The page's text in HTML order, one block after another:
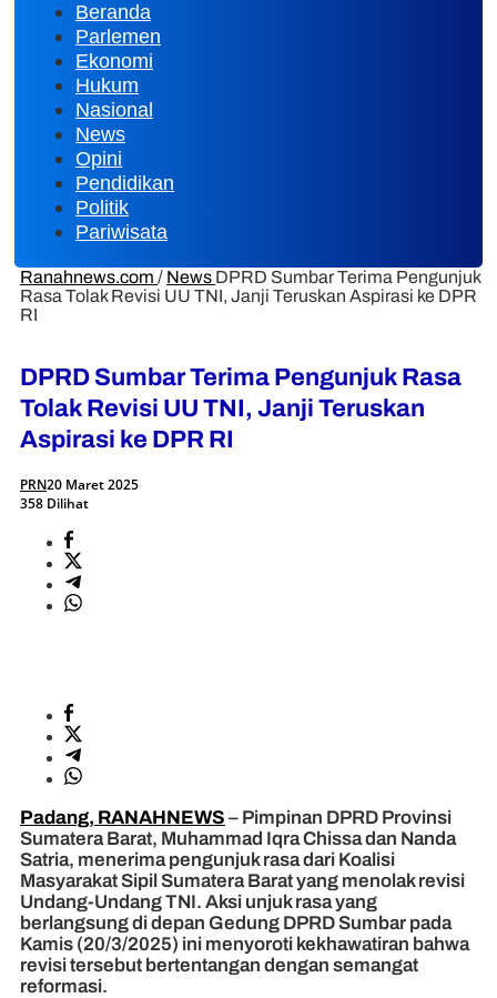
Beranda
Parlemen
Ekonomi
Hukum
Nasional
News
Opini
Pendidikan
Politik
Pariwisata
Ranahnews.com / News DPRD Sumbar Terima Pengunjuk
Rasa Tolak Revisi UU TNI, Janji Teruskan Aspirasi ke DPR
RI
DPRD Sumbar Terima Pengunjuk Rasa
Tolak Revisi UU TNI, Janji Teruskan
Aspirasi ke DPR RI
PRN20 Maret 2025
358 Dilihat
Padang, RANAHNEWS – Pimpinan DPRD Provinsi
Sumatera Barat, Muhammad Iqra Chissa dan Nanda
Satria, menerima pengunjuk rasa dari Koalisi
Masyarakat Sipil Sumatera Barat yang menolak revisi
Undang-Undang TNI. Aksi unjuk rasa yang
berlangsung di depan Gedung DPRD Sumbar pada
Kamis (20/3/2025) ini menyoroti kekhawatiran bahwa
revisi tersebut bertentangan dengan semangat
reformasi.